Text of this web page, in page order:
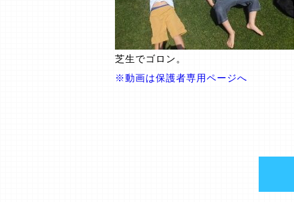
芝生でゴロン。
※動画は保護者専用ページへ